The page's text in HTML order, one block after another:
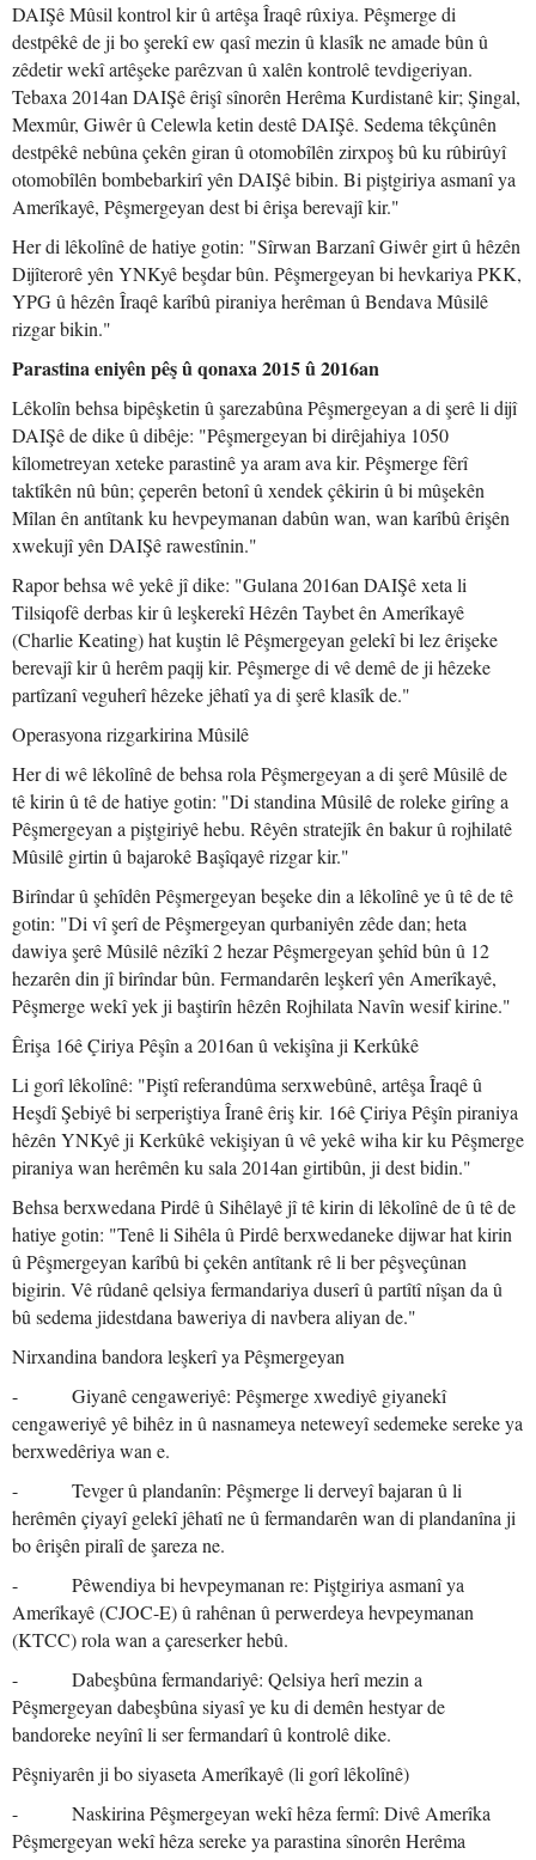
DAIŞê Mûsil kontrol kir û artêşa Îraqê rûxiya. Pêşmerge di
destpêkê de ji bo şerekî ew qasî mezin û klasîk ne amade bûn û
zêdetir wekî artêşeke parêzvan û xalên kontrolê tevdigeriyan.
Tebaxa 2014an DAIŞê êrişî sînorên Herêma Kurdistanê kir; Şingal,
Mexmûr, Giwêr û Celewla ketin destê DAIŞê. Sedema têkçûnên
destpêkê nebûna çekên giran û otomobîlên zirxpoş bû ku rûbirûyî
otomobîlên bombebarkirî yên DAIŞê bibin. Bi piştgiriya asmanî ya
Amerîkayê, Pêşmergeyan dest bi êrişa berevajî kir."
Her di lêkolînê de hatiye gotin: "Sîrwan Barzanî Giwêr girt û hêzên
Dijîterorê yên YNKyê beşdar bûn. Pêşmergeyan bi hevkariya PKK,
YPG û hêzên Îraqê karîbû piraniya herêman û Bendava Mûsilê
rizgar bikin."
Parastina eniyên pêş û qonaxa 2015 û 2016an
Lêkolîn behsa bipêşketin û şarezabûna Pêşmergeyan a di şerê li dijî
DAIŞê de dike û dibêje: "Pêşmergeyan bi dirêjahiya 1050
kîlometreyan xeteke parastinê ya aram ava kir. Pêşmerge fêrî
taktîkên nû bûn; çeperên betonî û xendek çêkirin û bi mûşekên
Mîlan ên antîtank ku hevpeymanan dabûn wan, wan karîbû êrişên
xwekujî yên DAIŞê rawestînin."
Rapor behsa wê yekê jî dike: "Gulana 2016an DAIŞê xeta li
Tilsiqofê derbas kir û leşkerekî Hêzên Taybet ên Amerîkayê
(Charlie Keating) hat kuştin lê Pêşmergeyan gelekî bi lez êrişeke
berevajî kir û herêm paqij kir. Pêşmerge di vê demê de ji hêzeke
partîzanî veguherî hêzeke jêhatî ya di şerê klasîk de."
Operasyona rizgarkirina Mûsilê
Her di wê lêkolînê de behsa rola Pêşmergeyan a di şerê Mûsilê de
tê kirin û tê de hatiye gotin: "Di standina Mûsilê de roleke girîng a
Pêşmergeyan a piştgiriyê hebu. Rêyên stratejîk ên bakur û rojhilatê
Mûsilê girtin û bajarokê Başîqayê rizgar kir."
Birîndar û şehîdên Pêşmergeyan beşeke din a lêkolînê ye û tê de tê
gotin: "Di vî şerî de Pêşmergeyan qurbaniyên zêde dan; heta
dawiya şerê Mûsilê nêzîkî 2 hezar Pêşmergeyan şehîd bûn û 12
hezarên din jî birîndar bûn. Fermandarên leşkerî yên Amerîkayê,
Pêşmerge wekî yek ji baştirîn hêzên Rojhilata Navîn wesif kirine."
Êrişa 16ê Çiriya Pêşîn a 2016an û vekişîna ji Kerkûkê
Li gorî lêkolînê: "Piştî referandûma serxwebûnê, artêşa Îraqê û
Heşdî Şebiyê bi serperiştiya Îranê êriş kir. 16ê Çiriya Pêşîn piraniya
hêzên YNKyê ji Kerkûkê vekişiyan û vê yekê wiha kir ku Pêşmerge
piraniya wan herêmên ku sala 2014an girtibûn, ji dest bidin."
Behsa berxwedana Pirdê û Sihêlayê jî tê kirin di lêkolînê de û tê de
hatiye gotin: "Tenê li Sihêla û Pirdê berxwedaneke dijwar hat kirin
û Pêşmergeyan karîbû bi çekên antîtank rê li ber pêşveçûnan
bigirin. Vê rûdanê qelsiya fermandariya duserî û partîtî nîşan da û
bû sedema jidestdana baweriya di navbera aliyan de."
Nirxandina bandora leşkerî ya Pêşmergeyan
- Giyanê cengaweriyê: Pêşmerge xwediyê giyanekî
cengaweriyê yê bihêz in û nasnameya neteweyî sedemeke sereke ya
berxwedêriya wan e.
- Tevger û plandanîn: Pêşmerge li derveyî bajaran û li
herêmên çiyayî gelekî jêhatî ne û fermandarên wan di plandanîna ji
bo êrişên piralî de şareza ne.
- Pêwendiya bi hevpeymanan re: Piştgiriya asmanî ya
Amerîkayê (CJOC-E) û rahênan û perwerdeya hevpeymanan
(KTCC) rola wan a çareserker hebû.
- Dabeşbûna fermandariyê: Qelsiya herî mezin a
Pêşmergeyan dabeşbûna siyasî ye ku di demên hestyar de
bandoreke neyînî li ser fermandarî û kontrolê dike.
Pêşniyarên ji bo siyaseta Amerîkayê (li gorî lêkolînê)
- Naskirina Pêşmergeyan wekî hêza fermî: Divê Amerîka
Pêşmergeyan wekî hêza sereke ya parastina sînorên Herêma